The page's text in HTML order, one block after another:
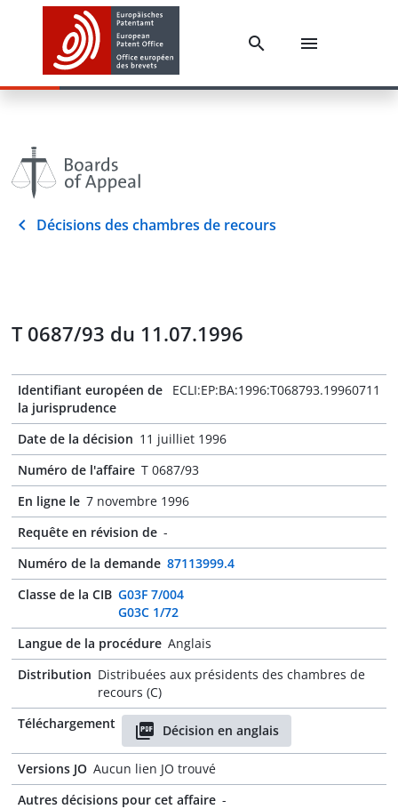
Décisions des chambres de recours
T 0687/93 du 11.07.1996
Identifiant européen de
la jurisprudence
ECLI:EP:BA:1996:T068793.19960711
Date de la décision 11 juilliet 1996
Numéro de l'affaire T 0687/93
En ligne le 7 novembre 1996
Requête en révision de -
Numéro de la demande 87113999.4
Classe de la CIB G03F 7/004
G03C 1/72
Langue de la procédure Anglais
Distribution Distribuées aux présidents des chambres de
recours (C)
Téléchargement
Décision en anglais
Versions JO Aucun lien JO trouvé
Autres décisions pour cet affaire -